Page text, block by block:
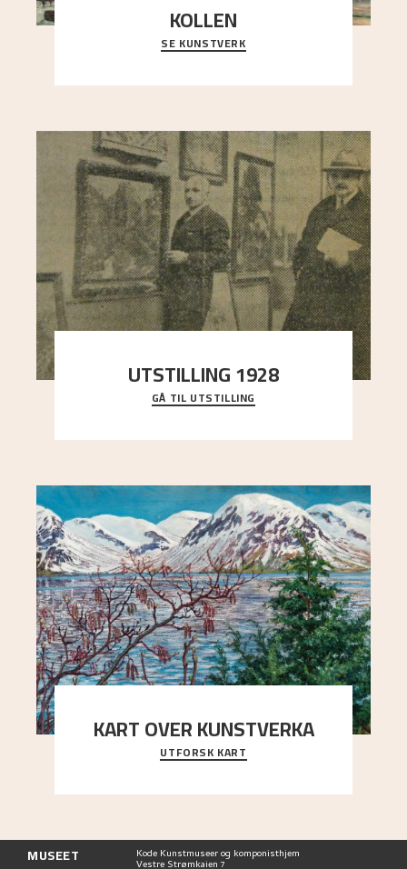
KOLLEN
Et ruvende fjell dominerer bildeflaten, og står i
sterk kontrast til det spinkle rognetreet ute
SE KUNSTVERK
UTSTILLING 1928
Då Astrup døydde i 1928, tok vennene Moritz
Kaland og Simon Thorbjørnsen initiativ til å
GÅ TIL UTSTILLING
KART OVER KUNSTVERKA
Utforsk stedene og utsiktene i Astrups malerier
UTFORSK KART
MUSEET Kode Kunstmuseer og komponisthjem
Vestre Strømkaien 7